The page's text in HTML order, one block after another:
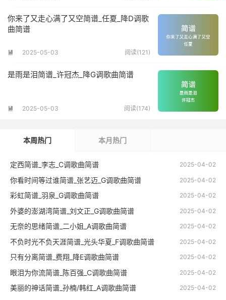
你来了又走心满了又空简谱_任夏_降D调歌
曲简谱
 2025-05-03 阅读(121)
是雨是泪简谱_许冠杰_降G调歌曲简谱
 2025-05-03 阅读(174)
本周热门 本月热门
2025-04-02
定西简谱_李志_C调歌曲简谱
2025-04-02
你看时间等过谁简谱_张艺迈_G调歌曲简谱
2025-04-02
彩虹简谱_羽泉_G调歌曲简谱
2025-04-02
外婆的澎湖湾简谱_刘文正_G调歌曲简谱
2025-04-02
无奈的思绪简谱_二小姐_A调歌曲简谱
2025-04-02
不负时光不负天涯简谱_光头华夏_F调歌曲简谱
2025-04-02
只有分离简谱_费翔_降E调歌曲简谱
2025-04-02
眼泪为你流简谱_陈百强_C调歌曲简谱
2025-04-02
美丽的神话简谱_孙楠/韩红_A调歌曲简谱